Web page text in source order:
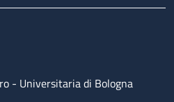
- Universitaria di Bologna